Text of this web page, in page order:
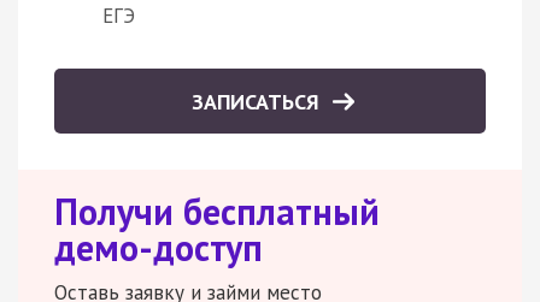
ЕГЭ
ЗАПИСАТЬСЯ
Получи бесплатный
демо-доступ
Оставь заявку и займи место